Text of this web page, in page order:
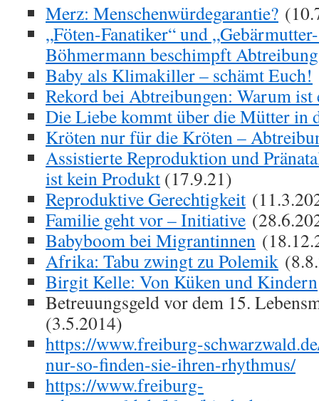
Merz: Menschenwürdegarantie?
„Föten-Fanatiker“ und
Böhmermann beschimpft
Baby als Klimakiller – schämt Euch!
Rekord bei Abtreibungen: Warum ist
Die Liebe kommt über die Mütter in
Kröten nur für die Kröten –
Assistierte Reproduktion und
ist kein Produkt (17.9.21)
Reproduktive Gerechtigkeit
Familie geht vor – Initiative
Babyboom bei Migrantinnen
Afrika: Tabu zwingt zu Polemik
Birgit Kelle: Von Küken und Kindern
Betreuungsgeld vor dem 15.
(3.5.2014)
https://www.freiburg-
nur-so-finden-sie-ihren-rhythmus/
https://www.freiburg-